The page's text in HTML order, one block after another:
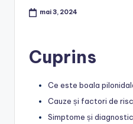
mai 3, 2024
Cuprins
Ce este boala
Cauze și factori de risc
Simptome și diagnostic